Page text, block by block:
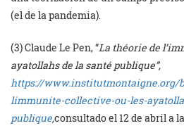
(el de la pandemia).
(3) Claude Le Pen, “La théorie de
ayatollahs de la santé publique”,
https://www.institutmontaigne.org/
limmunite-collective-ou-les-
publique,consultado el 12 de abril a